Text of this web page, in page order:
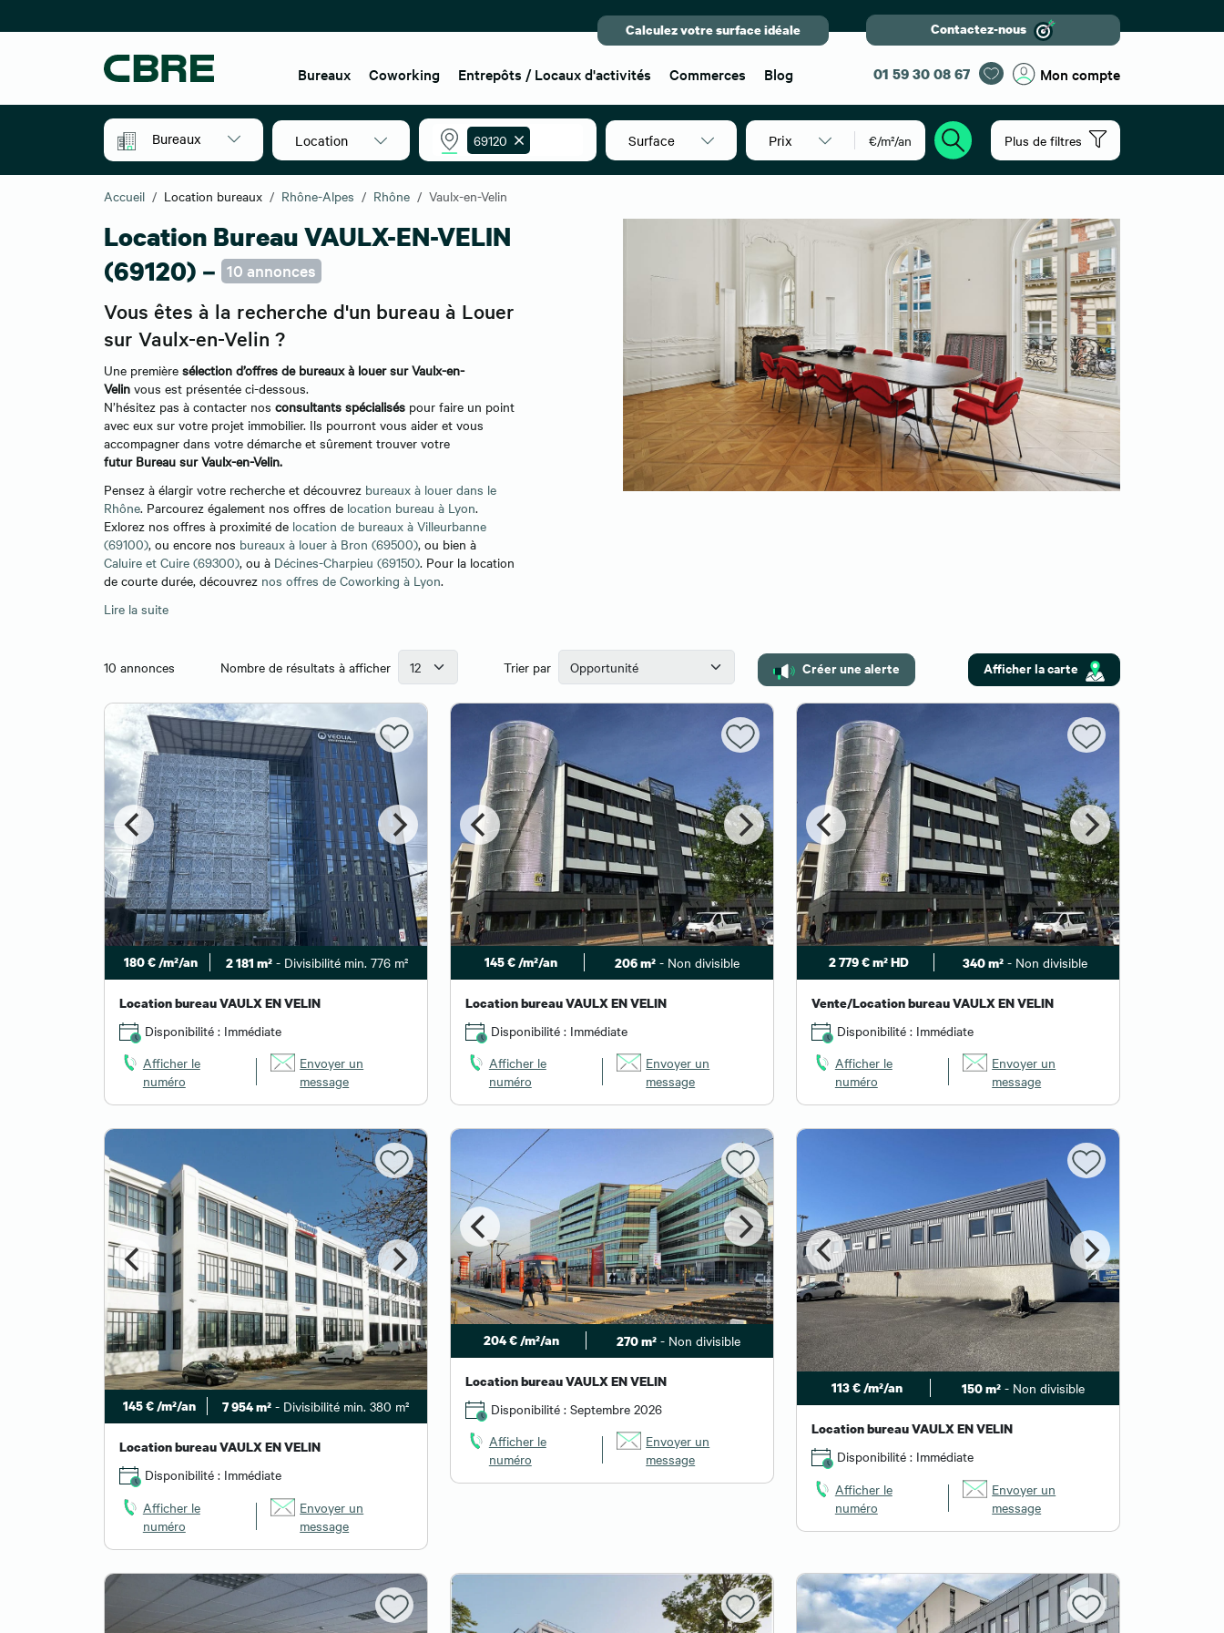
Calculez votre surface idéale Contactez-nous
Bureaux Coworking Entrepôts / Locaux d'activités Commerces Blog 01 59 30 08 67 Mon compte
Bureaux Location 69120 Surface Prix €/m²/an Plus de filtres
Accueil Location bureaux Rhône-Alpes Rhône Vaulx-en-Velin
Location Bureau VAULX-EN-VELIN
(69120) – 10 annonces
Vous êtes à la recherche d'un bureau à Louer
sur Vaulx-en-Velin ?
Une première sélection d’offres de bureaux à louer sur Vaulx-en-
Velin vous est présentée ci-dessous.
N’hésitez pas à contacter nos consultants spécialisés pour faire un point
avec eux sur votre projet immobilier. Ils pourront vous aider et vous
accompagner dans votre démarche et sûrement trouver votre
futur Bureau sur Vaulx-en-Velin.
Pensez à élargir votre recherche et découvrez bureaux à louer dans le
Rhône. Parcourez également nos offres de location bureau à Lyon.
Exlorez nos offres à proximité de location de bureaux à Villeurbanne
(69100), ou encore nos bureaux à louer à Bron (69500), ou bien à
Caluire et Cuire (69300), ou à Décines-Charpieu (69150). Pour la location
de courte durée, découvrez nos offres de Coworking à Lyon.
Lire la suite
10 annonces Nombre de résultats à afficher Trier par Créer une alerte Afficher la carte
180 € /m²/an 2 181 m² - Divisibilité min. 776 m²
Location bureau VAULX EN VELIN
Disponibilité : Immédiate
Afficher le
numéro
Envoyer un
message
145 € /m²/an 206 m² - Non divisible
Location bureau VAULX EN VELIN
Disponibilité : Immédiate
Afficher le
numéro
Envoyer un
message
2 779 € m² HD 340 m² - Non divisible
Vente/Location bureau VAULX EN VELIN
Disponibilité : Immédiate
Afficher le
numéro
Envoyer un
message
145 € /m²/an 7 954 m² - Divisibilité min. 380 m²
Location bureau VAULX EN VELIN
Disponibilité : Immédiate
Afficher le
numéro
Envoyer un
message
204 € /m²/an 270 m²- Non divisible
Location bureau VAULX EN VELIN
Disponibilité : Septembre 2026
Afficher le
numéro
Envoyer un
message
113 € /m²/an 150 m² - Non divisible
Location bureau VAULX EN VELIN
Disponibilité : Immédiate
Afficher le
numéro
Envoyer un
message